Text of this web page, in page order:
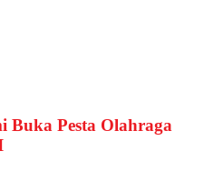
Buka Pesta Olahraga